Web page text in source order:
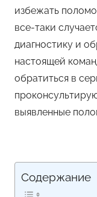
избежать
все-таки
диагностику и
настоящей
обратиться в
выявленные
Содержание